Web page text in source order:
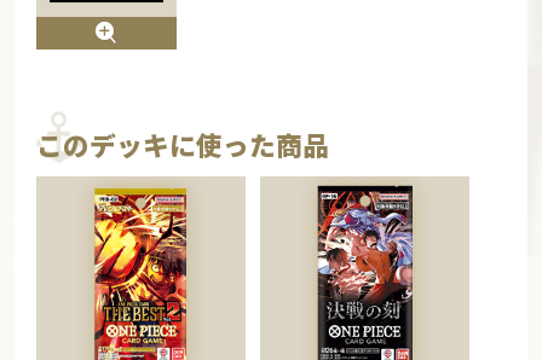
このデッキに使った商品